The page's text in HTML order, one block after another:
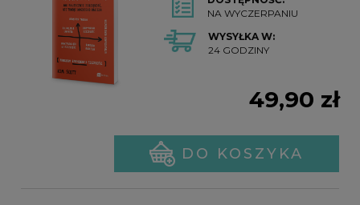
NA WYCZERPANIU
WYSYŁKA W:
24 GODZINY
49,90 zł
DO KOSZYKA